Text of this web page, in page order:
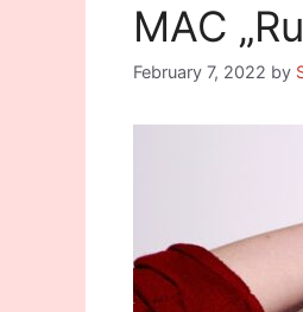
MAC
February 7, 2022 by